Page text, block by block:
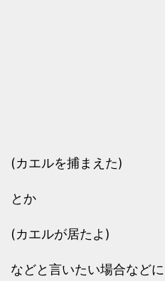
(カエルを捕まえた)
とか
(カエルが居たよ)
などと言いたい場合など